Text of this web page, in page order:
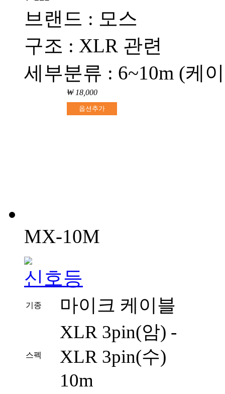
브랜드 : 모스
구조 : XLR 관련
세부분류 : 6~10m (케
₩ 18,000
옵션추가
MX-10M
기종 마이크 케이블
스펙
XLR 3pin(암) -
XLR 3pin(수)
10m